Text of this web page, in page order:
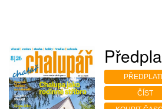
ČÍST